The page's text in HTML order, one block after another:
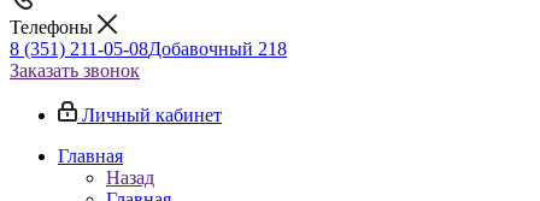
Телефоны
8 (351) 211-05-08Добавочный 218
Заказать звонок
Личный кабинет
Главная
Назад